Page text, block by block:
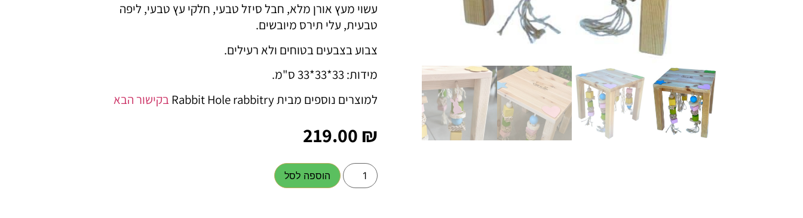
עשוי מעץ אורן מלא, חבל סיזל טבעי, חלקי עץ טבעי, ליפה
טבעית, עלי תירס מיובשים.
צבוע בצבעים בטוחים ולא רעילים.
מידות: 33*33*33 ס"מ.
למוצרים נוספים מבית Rabbit Hole rabbitry
בקישור הבא
219.00 ₪
הוספה לסל